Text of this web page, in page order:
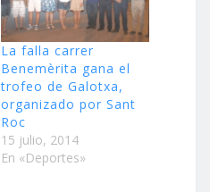
La falla carrer
Benemèrita gana el
trofeo de Galotxa,
organizado por Sant
Roc
15 julio, 2014
En «Deportes»